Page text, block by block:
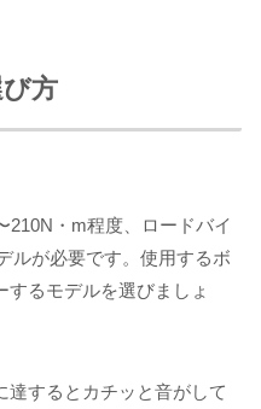
方
210N・m程度、ロードバイ
ルが必要です。使用するボ
するモデルを選びましょ
達するとカチッと音がして